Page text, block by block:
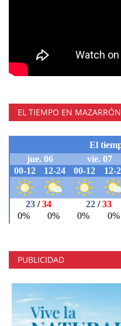
EL TIEMPO EN MAZARRÓN
PUBLICIDAD